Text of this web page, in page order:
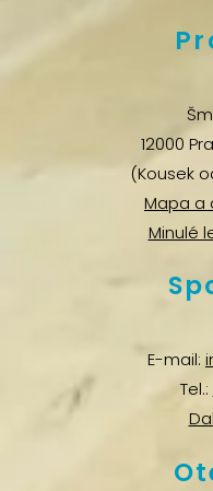
12000
(Kousek
Mapa a
Minulé
E-mail:
Tel.: